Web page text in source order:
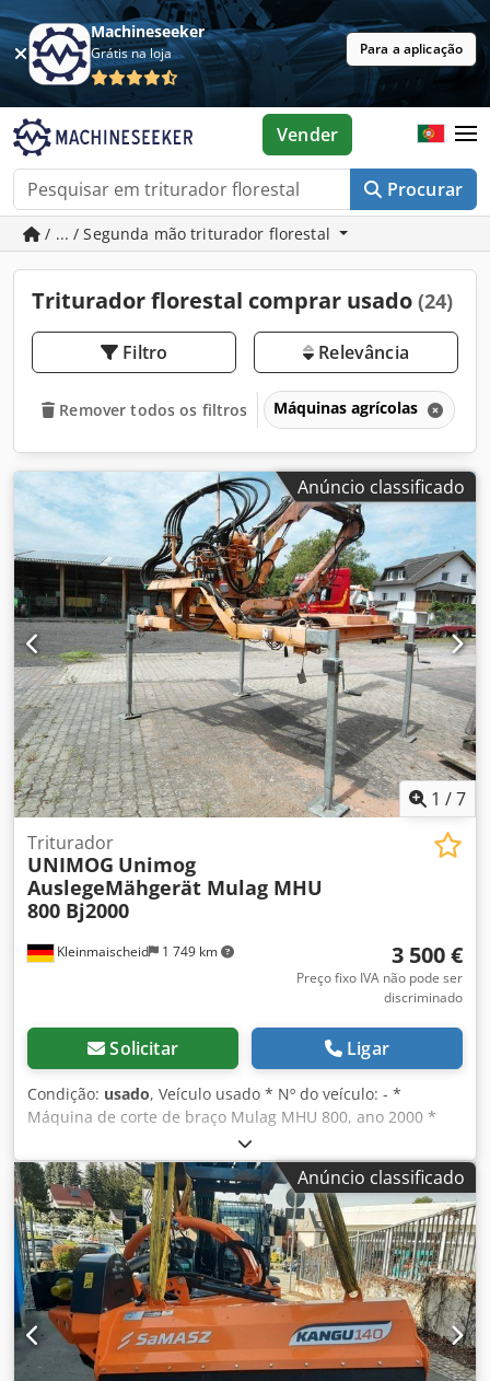
Machineseeker
Grátis na loja Para a aplicação
Procurar
Vender
/ ... / Segunda mão triturador florestal
Triturador florestal comprar usado (24)
Filtro Relevância
Remover todos os filtros Máquinas agrícolas
Anúncio classificado
1 /7
Kleinmaischeid 1 749 km
Triturador
UNIMOG Unimog
AuslegeMähgerät Mulag MHU
800 Bj2000
3 500 €
Preço fixo IVA não pode ser
discriminado
Solicitar Ligar
Condição: usado, Veículo usado * Nº do veículo: - *
Máquina de corte de braço Mulag MHU 800, ano 2000 *
com cabeça trituradora * acionamento hidráulico *
operação através de 2 consolas de joystick * 4 apoios de
estacionamento Cjdpfx Ajup Nw Iog Sorf * Venda em
consignação por conta do cliente ---- -> Favor observar que
a visitação só é possível mediante agendamento prévio.
Agradecemos pela compreensão. -> Venda exclusiva para
comerciantes ou exportação. Os dados acima, fotos e lista
de equipamentos servem apenas para identificação geral
do veículo e não representam uma característica garantida
no sentido jurídico! Todas as indicações/dados de
acessórios são SEM GARANTIA. Alterações, venda
Anúncio classificado